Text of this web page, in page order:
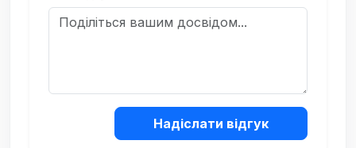
Надіслати відгук